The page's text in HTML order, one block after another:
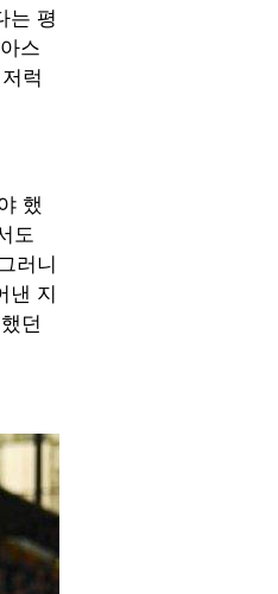
는 평
스
럭
했
도
러니
낸 지
던